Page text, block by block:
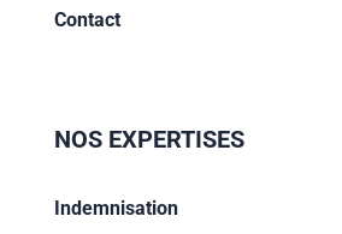
Contact
NOS EXPERTISES
Indemnisation